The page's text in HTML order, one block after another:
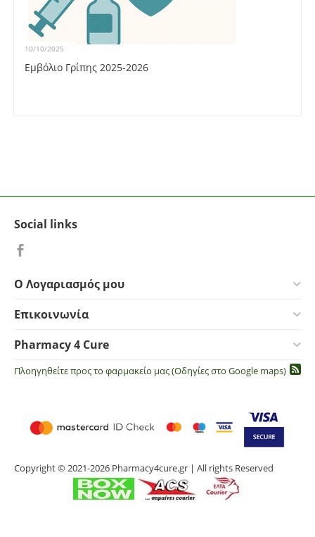
10/10/2025
Εμβόλιο Γρίπης 2025-2026
Social links
Ο Λογαριασμός μου
Επικοινωνία
Pharmacy 4 Cure
Πλοηγηθείτε προς το φαρμακείο μας (Οδηγίες στο Google maps)
Copyright © 2021-2026 Pharmacy4cure.gr | All rights Reserved